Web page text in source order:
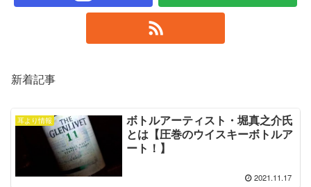
新着記事
耳より情報
ボトルアーティスト・堀真之介氏
とは【圧巻のウイスキーボトルア
ート！】
2021.11.17